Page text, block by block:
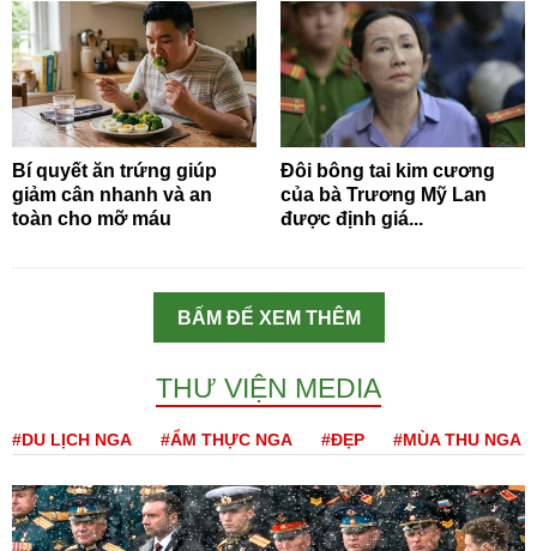
Bí quyết ăn trứng giúp
giảm cân nhanh và an
toàn cho mỡ máu
Đôi bông tai kim cương
của bà Trương Mỹ Lan
được định giá...
BẤM ĐỂ XEM THÊM
THƯ VIỆN MEDIA
#DU LỊCH NGA #ẨM THỰC NGA #ĐẸP #MÙA THU NGA